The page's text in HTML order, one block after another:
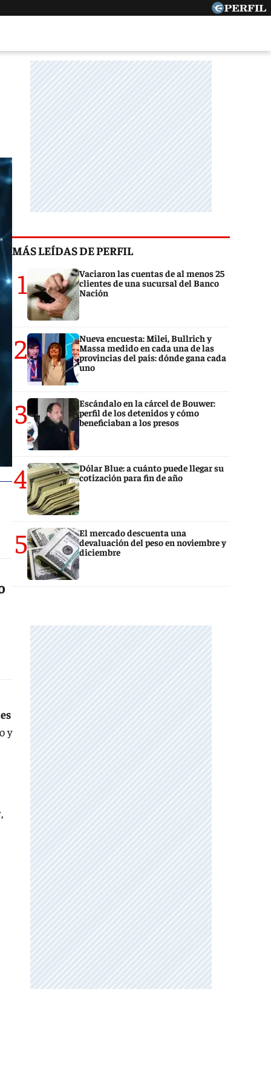
y
MÁS LEÍDAS DE PERFIL
1
Vaciaron las cuentas de al menos 25
clientes de una sucursal del Banco
Nación
2
Nueva encuesta: Milei, Bullrich y
Massa medido en cada una de las
provincias del país: dónde gana cada
uno
3
Escándalo en la cárcel de Bouwer:
perfil de los detenidos y cómo
beneficiaban a los presos
4
Dólar Blue: a cuánto puede llegar su
cotización para fin de año
5
El mercado descuenta una
devaluación del peso en noviembre y
diciembre